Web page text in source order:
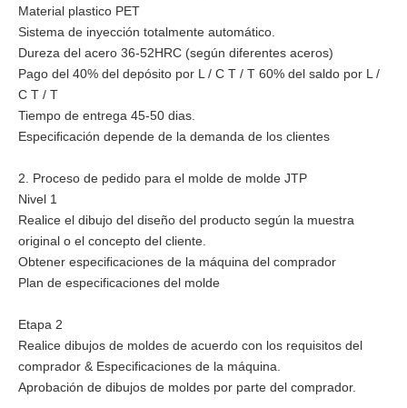
Material plastico PET
Sistema de inyección totalmente automático.
Dureza del acero 36-52HRC (según diferentes aceros)
Pago del 40% del depósito por L / C T / T 60% del saldo por L /
C T / T
Tiempo de entrega 45-50 dias.
Especificación depende de la demanda de los clientes
2. Proceso de pedido para el molde de molde JTP
Nivel 1
Realice el dibujo del diseño del producto según la muestra
original o el concepto del cliente.
Obtener especificaciones de la máquina del comprador
Plan de especificaciones del molde
Etapa 2
Realice dibujos de moldes de acuerdo con los requisitos del
comprador & Especificaciones de la máquina.
Aprobación de dibujos de moldes por parte del comprador.